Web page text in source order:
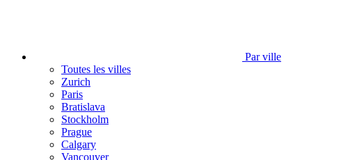
Par ville
Toutes les villes
Zurich
Paris
Bratislava
Stockholm
Prague
Calgary
Vancouver